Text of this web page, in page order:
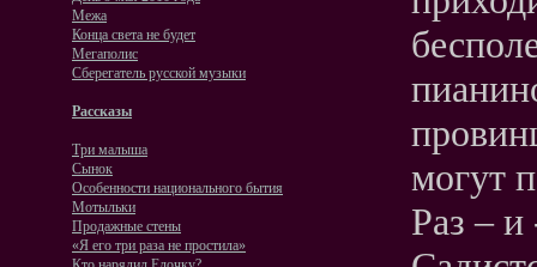
Межа
Конца света не будет
Мегаполис
Сберегатель русской музыки
Рассказы
Три малыша
Сынок
Особенности национального бытия
Мотыльки
Продажные стены
«Я его три раза не простила»
могут
Раз –